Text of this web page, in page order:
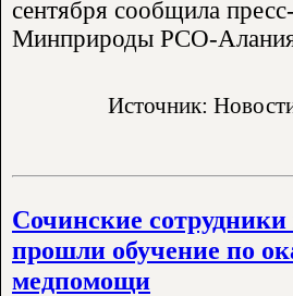
сентября сообщила
Минприроды РСО-
Источник:
Сочинские
прошли обучение по
медпомощи